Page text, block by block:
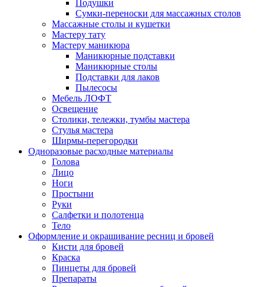
Подушки
Сумки-переноски для массажных столов
Массажные столы и кушетки
Мастеру тату
Мастеру маникюра
Маникюрные подставки
Маникюрные столы
Подставки для лаков
Пылесосы
Мебель ЛОФТ
Освещение
Столики, тележки, тумбы мастера
Стулья мастера
Ширмы-перегородки
Одноразовые расходные материалы
Голова
Лицо
Ноги
Простыни
Руки
Салфетки и полотенца
Тело
Оформление и окрашивание ресниц и бровей
Кисти для бровей
Краска
Пинцеты для бровей
Препараты